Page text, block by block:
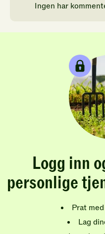
Ingen har
Logg inn
personlige
Prat
Lag